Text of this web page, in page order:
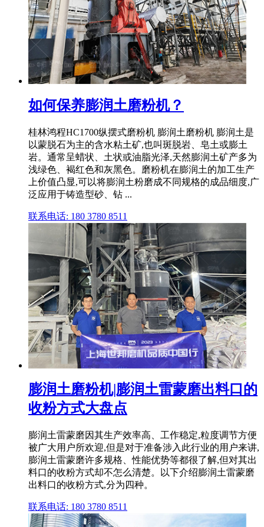
如何保养膨润土磨粉机？
桂林鸿程HC1700纵摆式磨粉机 膨润土磨粉机 膨润土是
以蒙脱石为主的含水粘土矿,也叫斑脱岩、皂土或膨土
岩。通常呈蜡状、土状或油脂光泽,天然膨润土矿产多为
浅绿色、褐红色和灰黑色。磨粉机在膨润土的加工生产
上价值凸显,可以将膨润土粉磨成不同规格的成品细度,广
泛应用于铸造型砂、钻 ...
联系电话: 180 3780 8511
膨润土磨粉机|膨润土雷蒙磨出料口的
收粉方式大盘点
膨润土雷蒙磨因其生产效率高、工作稳定,粒度调节方便
被广大用户所欢迎,但是对于准备涉入此行业的用户来讲,
膨润土雷蒙磨许多规格、性能优势等都很了解,但对其出
料口的收粉方式却不怎么清楚。以下介绍膨润土雷蒙磨
出料口的收粉方式,分为四种。
联系电话: 180 3780 8511